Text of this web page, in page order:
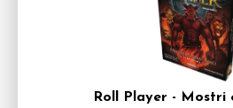
Roll Player - Mostri